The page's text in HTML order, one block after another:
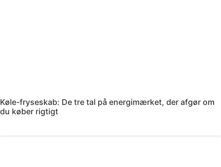
Køle-fryseskab: De tre tal på energimærket, der afgør om
du køber rigtigt